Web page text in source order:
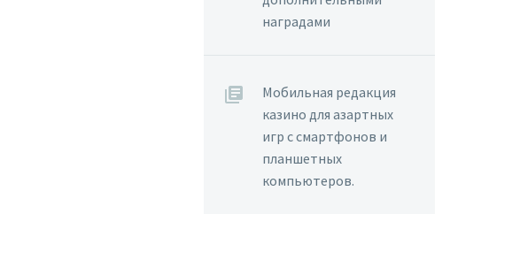
наградами
Мобильная редакция
казино для азартных
игр с смартфонов и
планшетных
компьютеров.